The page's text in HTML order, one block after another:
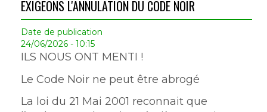
EXIGEONS L'ANNULATION DU CODE NOIR
Date de publication
24/06/2026 - 10:15
ILS NOUS ONT MENTI !
Le Code Noir ne peut être abrogé
La loi du 21 Mai 2001 reconnait que